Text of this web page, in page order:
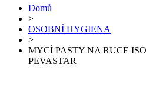
Domů
>
OSOBNÍ HYGIENA
>
MYCÍ PASTY NA RUCE
PEVASTAR